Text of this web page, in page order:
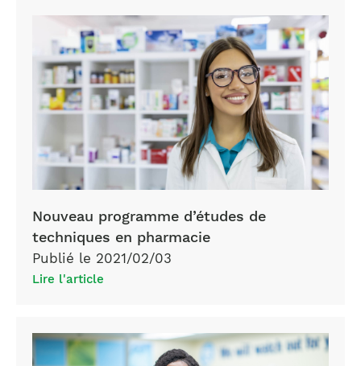
Nouveau programme d’études de
techniques en pharmacie
Publié le 2021/02/03
Lire l'article